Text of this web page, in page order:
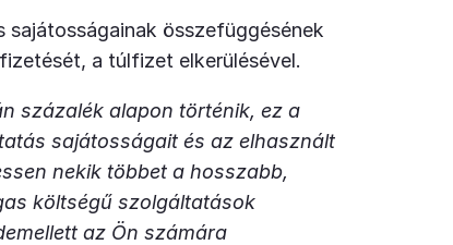
összefüggésének
a túlfizet elkerülésével.
százalék alapon történik, ez a
sajátosságait és az elhasznált
nekik többet a hosszabb,
költségű szolgáltatások
az Ön számára